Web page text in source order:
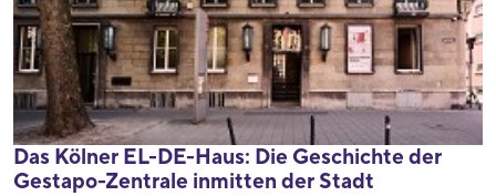
Das Kölner EL-DE-Haus: Die Geschichte der
Gestapo-Zentrale inmitten der Stadt